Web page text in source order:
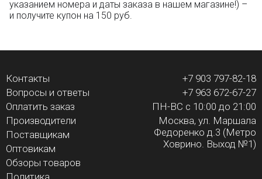
указанием номера и даты заказа в нашем магазине!) –
и получите купон на 150 руб.
Контакты
Вопросы и ответы
Оплатить заказ
Производители
Поставщикам
Оптовикам
Обзоры товаров
+7 903 797-82-18
+7 963 672-67-27
ПН-ВС с 10:00 до 21:00
Москва, ул. Маршала
Федоренко д.3 (Метро
Ховрино. Выход №1)